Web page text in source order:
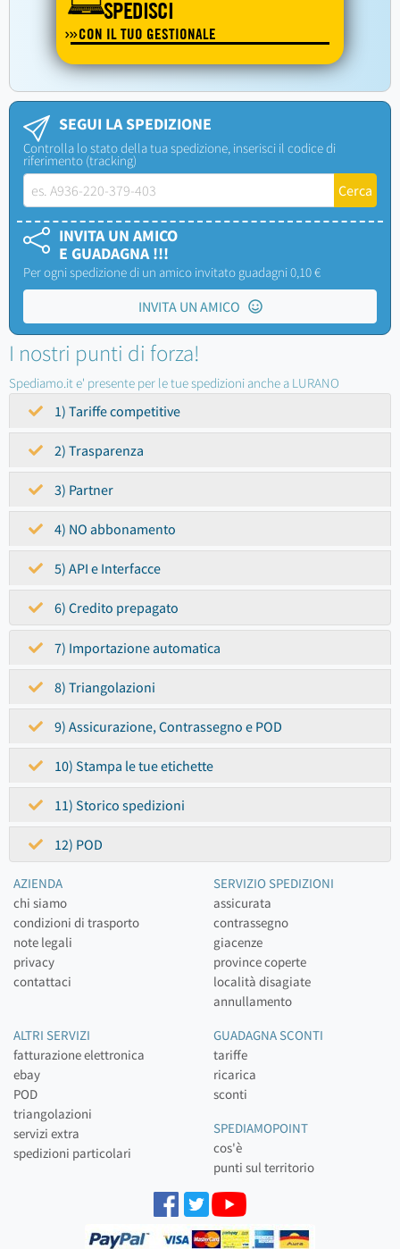
SPEDISCI
CON IL TUO GESTIONALE
SEGUI LA SPEDIZIONE
Controlla lo stato della tua spedizione, inserisci il codice di
riferimento (tracking)
INVITA UN AMICO
E GUADAGNA !!!
Per ogni spedizione di un amico invitato guadagni 0,10 €
INVITA UN AMICO
I nostri punti di forza!
Spediamo.it e' presente per le tue spedizioni anche a LURANO
1) Tariffe competitive
2) Trasparenza
3) Partner
4) NO abbonamento
5) API e Interfacce
6) Credito prepagato
7) Importazione automatica
8) Triangolazioni
9) Assicurazione, Contrassegno e POD
10) Stampa le tue etichette
11) Storico spedizioni
12) POD
AZIENDA
chi siamo
condizioni di trasporto
note legali
privacy
contattaci
SERVIZIO SPEDIZIONI
assicurata
contrassegno
giacenze
province coperte
località disagiate
annullamento
ALTRI SERVIZI
fatturazione elettronica
ebay
POD
triangolazioni
servizi extra
spedizioni particolari
GUADAGNA SCONTI
tariffe
ricarica
sconti
SPEDIAMOPOINT
cos'è
punti sul territorio